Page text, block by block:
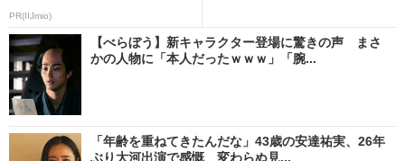
PR(IIJmio)
【べらぼう】新キャラクター登場に驚きの声 まさ
かの人物に「本人だったｗｗｗ」「腕...
「年齢を重ねてきたんだな」43歳の安達祐実、26年
ぶり大河出演で感慨 変わらぬ見...